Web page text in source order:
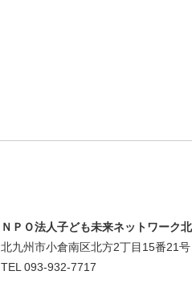
ＮＰＯ法人子ども未来ネットワーク
北九州市小倉南区北方2丁目15番21号
TEL 093-932-7717